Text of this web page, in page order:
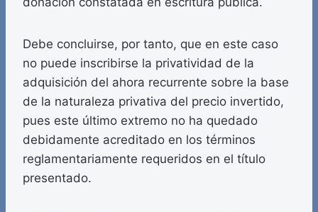
Debe concluirse, por tanto, que en este caso
no puede inscribirse la privatividad de la
adquisición del ahora recurrente sobre la base
de la naturaleza privativa del precio invertido,
pues este último extremo no ha quedado
debidamente acreditado en los términos
reglamentariamente requeridos en el título
presentado.